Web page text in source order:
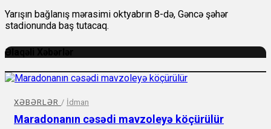
Yarışın bağlanış mərasimi oktyabrın 8-də, Gəncə şəhər
stadionunda baş tutacaq.
Əlaqəli Xəbərlər
XƏBƏRLƏR / İdman
Maradonanın cəsədi mavzoleyə köçürülür